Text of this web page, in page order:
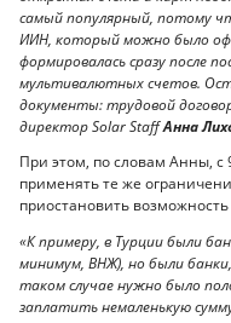
самый популярный, потому
ИИН, который можно было
формировалась сразу после
мультивалютных счетов.
документы: трудовой
директор Solar StaffАнна
При этом, по словам Анны, с
применять те же
приостановить
«К примеру, в Турции были
минимум, ВНЖ), но были
таком случае нужно было
заплатить немаленькую